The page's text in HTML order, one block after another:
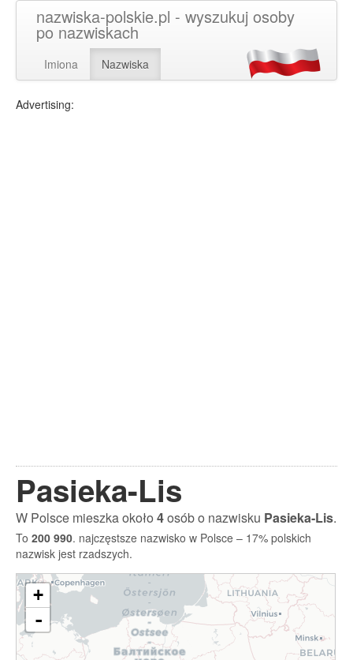
nazwiska-polskie.pl - wyszukuj osoby
po nazwiskach
Imiona Nazwiska
Advertising:
Pasieka-Lis
W Polsce mieszka około4osób o nazwisku Pasieka-Lis.
To 200 990. najczęstsze nazwisko w Polsce – 17% polskich
nazwisk jest rzadszych.
+
-